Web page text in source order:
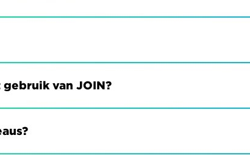
van JOIN?